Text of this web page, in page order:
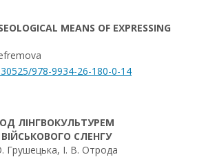
MEANS OF EXPRESSING
978-9934-26-180-0-14
ЛІНГВОКУЛЬТУРЕМ
СЛЕНГУ
Грушецька, І. В. Отрода